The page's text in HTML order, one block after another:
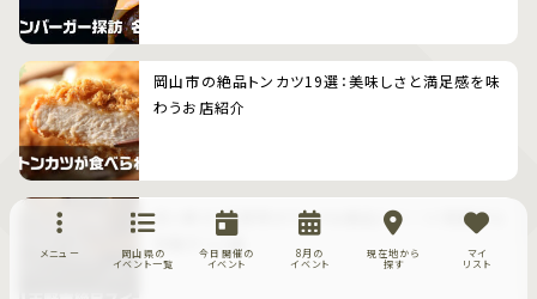
岡山市の絶品トンカツ19選：美味しさと満足感を味
わうお店紹介
甘い幸せ！玉野市のケーキ&絶品スイーツ（和菓子＆
メニュー
岡山県の
イベント一覧
今日開催の
イベント
8月の
イベント
現在地から
探す
マイ
リスト